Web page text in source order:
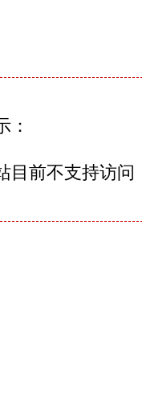
：
目前不支持访